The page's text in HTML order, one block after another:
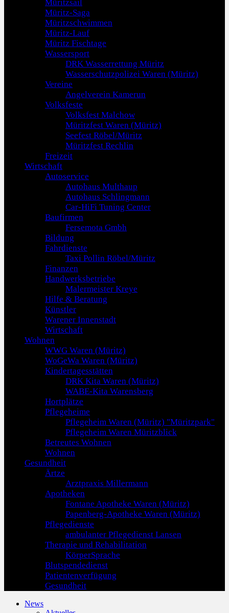
Müritzsail
Müritz-Saga
Müritzschwimmen
Müritz-Lauf
Müritz Fischtage
Wassersport
DRK Wasserrettung Müritz
Wasserschutzpolizei Waren (Müritz)
Vereine
Angelverein Kamerun
Volksfeste
Volksfest Malchow
Müritzfest Waren (Müritz)
Seefest Röbel/Müritz
Müritzfest Rechlin
Freizeit
Wirtschaft
Autoservice
Autohaus Multhaup
Autohaus Schlingmann
Car-HiFi Tuning Center
Baufirmen
Fersemota Gmbh
Bildung
Fahrdienste
Taxi Pollin Röbel/Müritz
Finanzen
Handwerksbetriebe
Malermeister Kreye
Hilfe & Beratung
Künstler
Warener Innenstadt
Wirtschaft
Wohnen
WWG Waren (Müritz)
WoGeWa Waren (Müritz)
Kindertagesstätten
DRK Kita Waren (Müritz)
WABE-Kita Warensberg
Hortplätze
Pflegeheime
Pflegeheim Waren (Müritz) "Müritzpark"
Pflegeheim Waren Müritzblick
Betreutes Wohnen
Wohnen
Gesundheit
Ärtze
Arztpraxis Millermann
Apotheken
Fontane Apotheke Waren (Müritz)
Papenberg-Apotheke Waren (Müritz)
Pflegedienste
ambulanter Pflegedienst Lansen
Therapie und Rehabilitation
KörperSprache
Blutspendedienst
Patientenverfügung
Gesundheit
News